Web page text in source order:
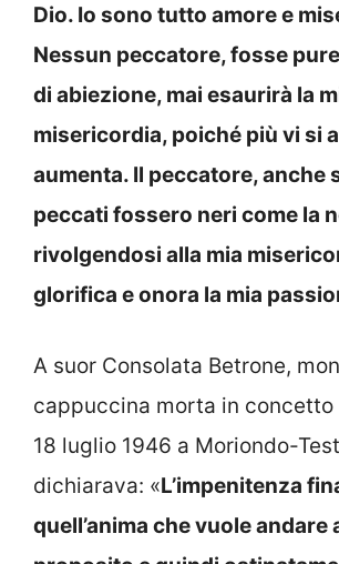
Dio. Io sono tutto amore e
Nessun peccatore, fosse
di abiezione, mai esaurirà la
misericordia, poiché più vi si
aumenta. Il peccatore, anche
peccati fossero neri come la
rivolgendosi alla mia
glorifica e onora la mia
A suor Consolata Betrone,
cappuccina morta in concetto
18 luglio 1946 a Moriondo-
dichiarava: «L’impenitenza
quell’anima che vuole andare